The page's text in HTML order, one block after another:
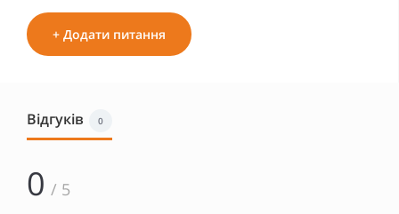
+ Додати питання
Відгуків 0
0 / 5